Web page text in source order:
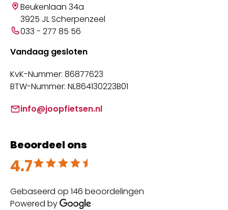
Beukenlaan 34a
3925 JL Scherpenzeel
033 - 277 85 56
Vandaag gesloten
KvK-Nummer: 86877623
BTW-Nummer: NL864130223B01
info@joopfietsen.nl
Beoordeel ons
4.7
Beoordeeld met 4.7 uit 5
Gebaseerd op 146 beoordelingen
Powered by